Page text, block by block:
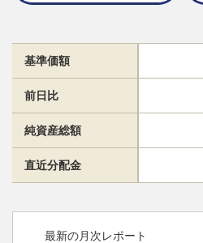
基準価額
前日比
純資産総額
直近分配金
最新の月次レポート